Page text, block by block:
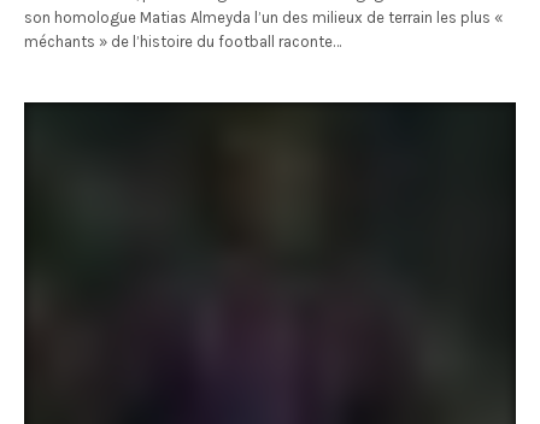
son homologue Matias Almeyda l’un des milieux de terrain les plus «
méchants » de l’histoire du football raconte…